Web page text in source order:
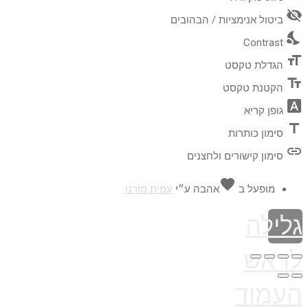
visibility_off ביטול אנימציות / הבהובים
nights_stay
Contrast
format_size הגדלת טקסט
text_fields הקטנת טקסט
font_download גופן קריא
title סימון כותרות
link סימון קישורים ולחצנים
מופעל ב favoriteאהבה ע״י עמית מורנו
גלילה
לראש